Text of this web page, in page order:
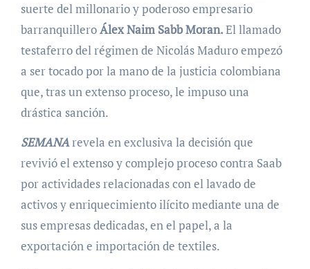
suerte del millonario y poderoso empresario
barranquilleroÁlex Naim Sabb Moran.El llamado
testaferro del régimen de Nicolás Maduro empezó
a ser tocado por la mano de la justicia colombiana
que, tras un extenso proceso, le impuso una
drástica sanción.
SEMANArevela en exclusiva la decisión que
revivió el extenso y complejo proceso contra Saab
por actividades relacionadas con el lavado de
activos y enriquecimiento ilícito mediante una de
sus empresas dedicadas, en el papel, a la
exportación e importación de textiles.